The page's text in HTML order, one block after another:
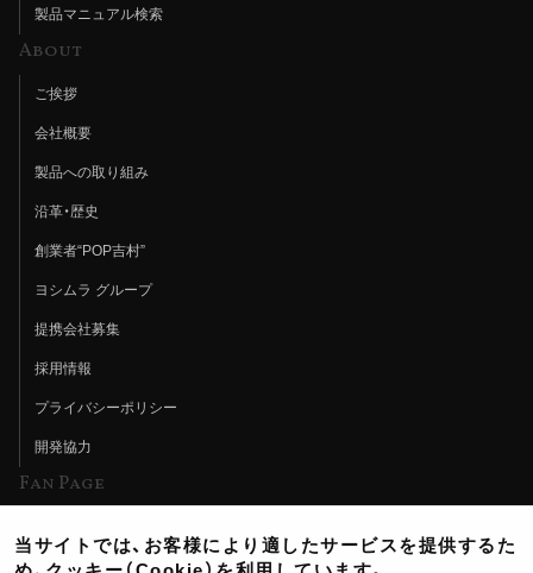
製品マニュアル検索
About
ご挨拶
会社概要
製品への取り組み
沿革・歴史
創業者“POP吉村”
ヨシムラ グループ
提携会社募集
採用情報
プライバシーポリシー
開発協力
Fan Page
ヨシムラTV
当サイトでは、お客様により適したサービスを提供するた